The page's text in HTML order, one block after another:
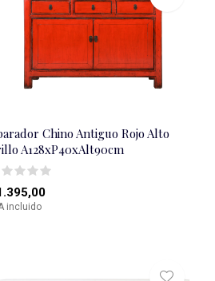
Chino Antiguo Rojo Alto
A128xP40xAlt90cm
incluido